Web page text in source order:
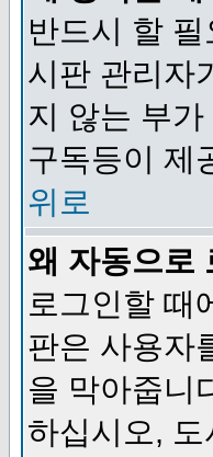
반드시 할
시판 관리자
지 않는 부
구독등이 제
위로
왜 자동으로
로그인할 때
판은 사용자
을 막아줍니
하십시오,